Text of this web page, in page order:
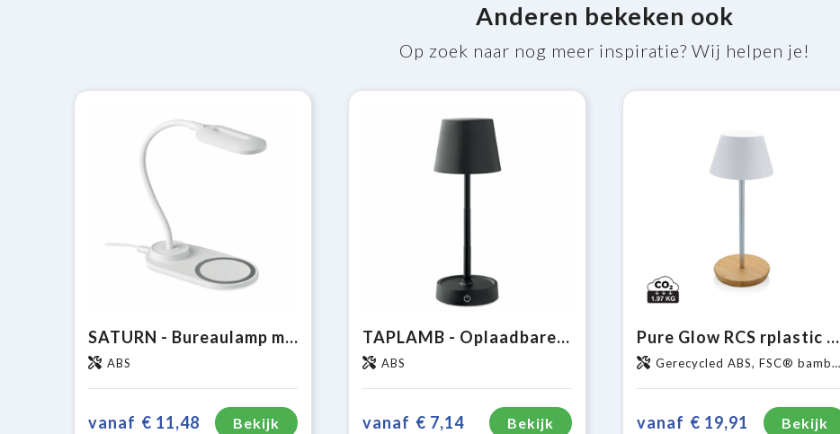
Anderen bekeken ook
Op zoek naar nog meer inspiratie? Wij helpen je!
SATURN - Bureaulamp met 10W lader
ABS
vanaf € 11,48 Bekijk
TAPLAMB - Oplaadbare USB tafellamp
ABS
vanaf € 7,14 Bekijk
Pure Glow RCS rplastic USB-oplaadbare tafellamp
Gerecycled ABS, FSC® bamboe
vanaf € 19,91 Bekijk